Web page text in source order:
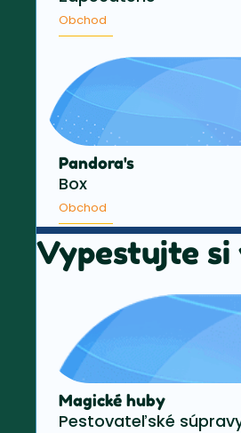
Obchod
Pandora's
Box
Obchod
Vypestujte
Magické huby
Pestovateľské